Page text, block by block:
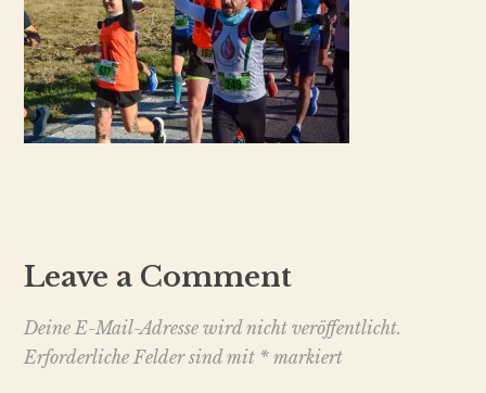
Leave a Comment
Deine E-Mail-Adresse wird nicht veröffentlicht.
Erforderliche Felder sind mit *markiert